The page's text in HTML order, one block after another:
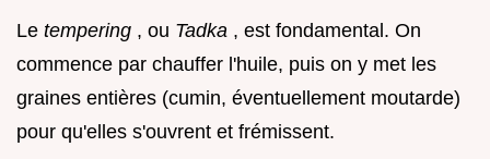
Le tempering , ou Tadka , est fondamental. On
commence par chauffer l'huile, puis on y met les
graines entières (cumin, éventuellement moutarde)
pour qu'elles s'ouvrent et frémissent.